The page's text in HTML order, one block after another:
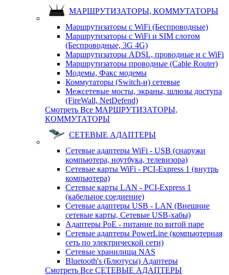
МАРШРУТИЗАТОРЫ, КОММУТАТОРЫ
Маршрутизаторы с WiFi (Беспроводные)
Маршрутизаторы с WiFi и SIM слотом
(Беспроводные, 3G 4G)
Маршрутизаторы ADSL, проводные и с WiFi
Маршрутизаторы проводные (Cable Router)
Модемы, Факс модемы
Коммутаторы (Switch-и) сетевые
Межсетевые мосты, экраны, шлюзы доступа
(FireWall, NetDefend)
Смотреть Все МАРШРУТИЗАТОРЫ,
КОММУТАТОРЫ
СЕТЕВЫЕ АДАПТЕРЫ
Сетевые адаптеры WiFi - USB (снаружи
компьютера, ноутбука, телевизора)
Сетевые карты WiFi - PCI-Express 1 (внутрь
компьютера)
Сетевые карты LAN - PCI-Express 1
(кабельное соедиение)
Сетевые адаптеры USB - LAN (Внешние
сетевые карты, Сетевые USB-хабы)
Адаптеры PoE - питание по витой паре
Сетевые адаптеры PowerLine (компьютерная
сеть по электрической сети)
Сетевые хранилища NAS
Bluetooth's (Блютусы) Адаптеры
Смотреть Все СЕТЕВЫЕ АДАПТЕРЫ